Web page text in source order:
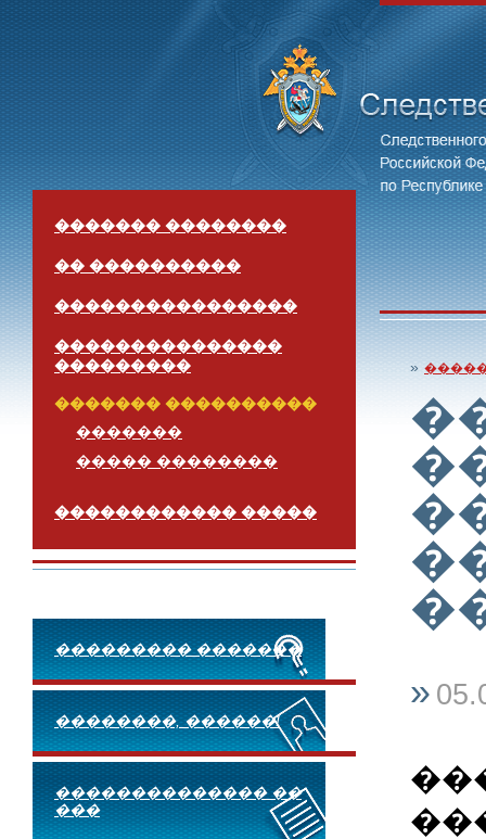
������� ��������
�� ����������
����������������
���������������
���������
������� ����������
�������
����� ��������
������������ �����
��������� �������
��������, ������!
�������������� ��
���
»
»